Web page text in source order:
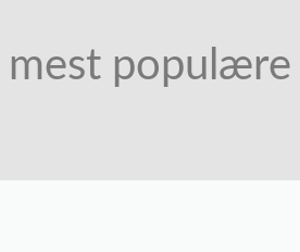
mest populære